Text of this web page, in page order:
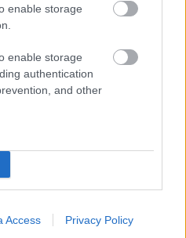
enable storage
enable storage
authentication
and other
Access Privacy Policy